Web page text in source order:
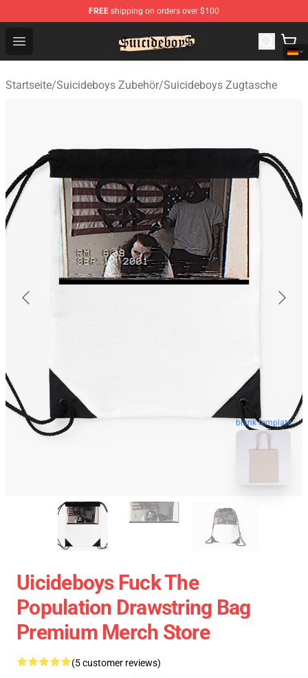
FREE shipping on orders over $100
Open menu
$uicideboy$ Shop - Official $uicideboy$ Merchandise
Startseite/Suicideboys Zubehör/Suicideboys Zugtasche
blank template
Uicideboys Fuck The
Population Drawstring Bag
Premium Merch Store
(5 customer reviews)